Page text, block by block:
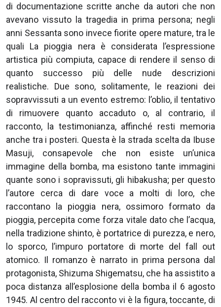
di documentazione scritte anche da autori che non
avevano vissuto la tragedia in prima persona; negli
anni Sessanta sono invece fiorite opere mature, tra le
quali La pioggia nera è considerata l’espressione
artistica più compiuta, capace di rendere il senso di
quanto successo più delle nude descrizioni
realistiche. Due sono, solitamente, le reazioni dei
sopravvissuti a un evento estremo: l’oblio, il tentativo
di rimuovere quanto accaduto o, al contrario, il
racconto, la testimonianza, affinché resti memoria
anche tra i posteri. Questa è la strada scelta da Ibuse
Masuji, consapevole che non esiste un’unica
immagine della bomba, ma esistono tante immagini
quante sono i sopravissuti, gli hibakusha; per questo
l’autore cerca di dare voce a molti di loro, che
raccontano la pioggia nera, ossimoro formato da
pioggia, percepita come forza vitale dato che l’acqua,
nella tradizione shinto, è portatrice di purezza, e nero,
lo sporco, l’impuro portatore di morte del fall out
atomico. Il romanzo è narrato in prima persona dal
protagonista, Shizuma Shigematsu, che ha assistito a
poca distanza all’esplosione della bomba il 6 agosto
1945. Al centro del racconto vi è la figura, toccante, di